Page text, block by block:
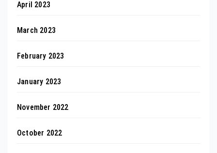
April 2023
March 2023
February 2023
January 2023
November 2022
October 2022